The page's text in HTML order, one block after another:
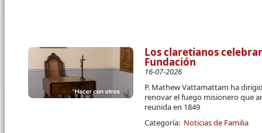
Los claretianos
Fundación
16-07-2026
P. Mathew Vattamattam ha
renovar el fuego misionero que
reunida en 1849
Categoría: Noticias de Familia